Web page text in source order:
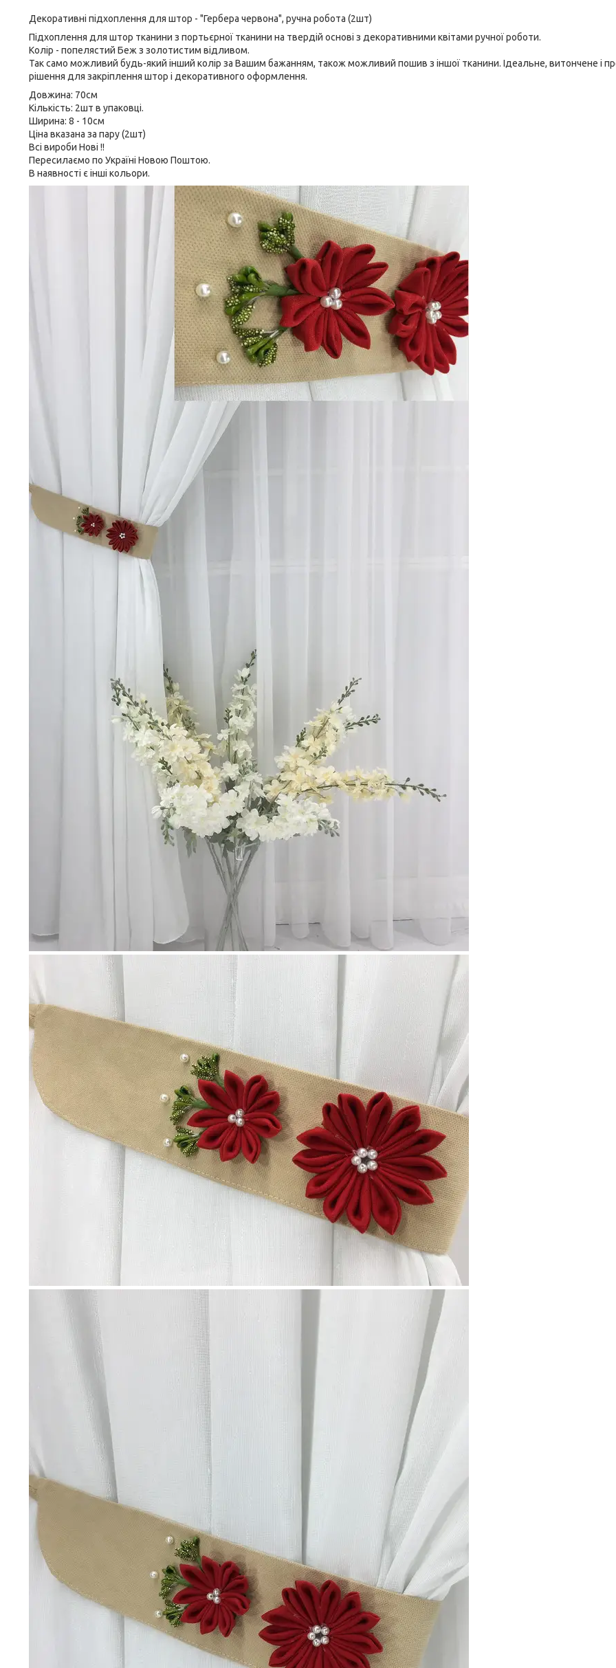
Декоративні підхоплення для штор - "Гербера червона", ручна робота (2шт)
Підхоплення для штор тканини з портьєрної тканини на твердій основі з декоративними квітами ручної роботи.
Колір - попелястий Беж з золотистим відливом.
Так само можливий будь-який інший колір за Вашим бажанням, також можливий пошив з іншої тканини. Ідеальне, витончене і
рішення для закріплення штор і декоративного оформлення.
Довжина: 70см
Кількість: 2шт в упаковці.
Ширина: 8 - 10см
Ціна вказана за пару (2шт)
Всі вироби Нові !!
Пересилаємо по Україні Новою Поштою.
В наявності є інші кольори.